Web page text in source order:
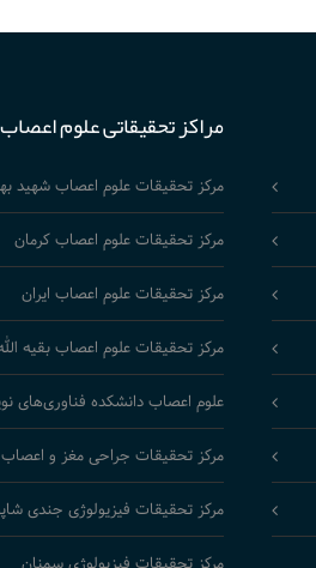
مراکز تحقیقاتی علوم اعصاب
مرکز تحقیقات علوم اعصاب شهید
مرکز تحقیقات علوم اعصاب کرمان
مرکز تحقیقات علوم اعصاب ایران
مرکز تحقیقات علوم اعصاب بقیه
علوم اعصاب دانشکده فناوری‌های
مرکز تحقیقات جراحی مغز و
مرکز تحقیقات فیزیولوژی جندی
مرکز تحقیقات فیزیولوژی سمنان